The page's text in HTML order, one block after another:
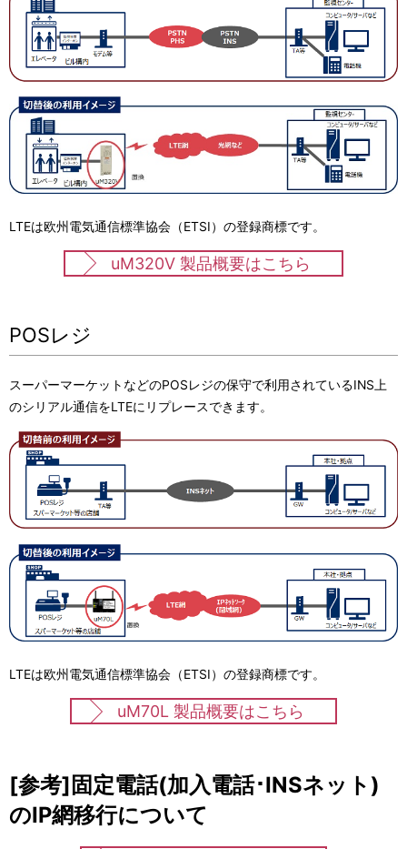
LTEは欧州電気通信標準協会（ETSI）の登録商標です。
uM320V 製品概要はこちら
POSレジ
スーパーマーケットなどのPOSレジの保守で利用されているINS上
のシリアル通信をLTEにリプレースできます。
LTEは欧州電気通信標準協会（ETSI）の登録商標です。
uM70L 製品概要はこちら
[参考]固定電話(加入電話･INSネット)
のIP網移行について